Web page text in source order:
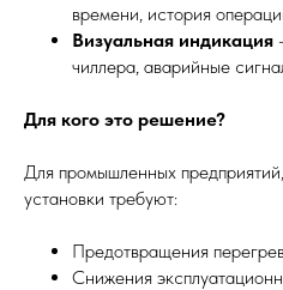
времени, история
Визуальная индикация
чиллера, аварийные
Для кого это решение?
Для промышленных
установки требуют:
Предотвращения
Снижения